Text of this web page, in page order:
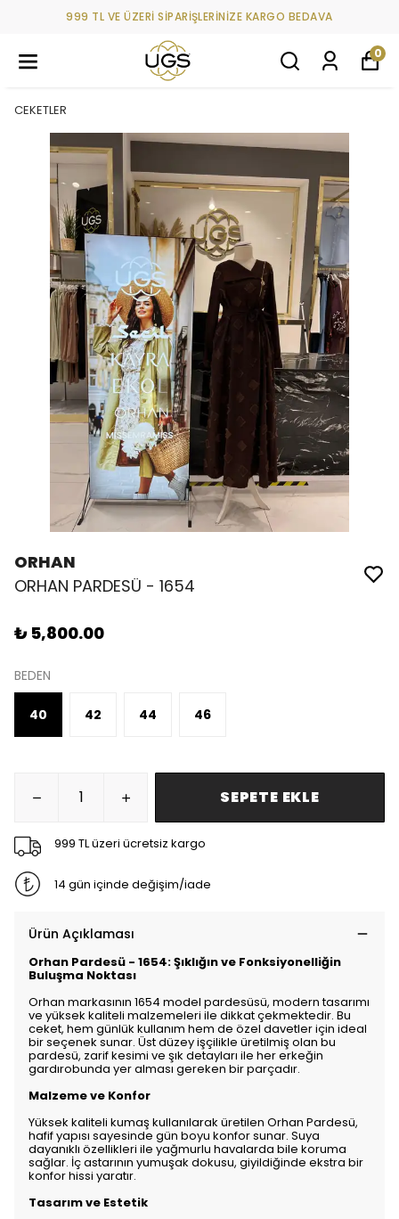
999 TL VE ÜZERİ SİPARİŞLERİNİZE KARGO BEDAVA
0
CEKETLER
ORHAN
ORHAN PARDESÜ - 1654
₺ 5,800.00
BEDEN
40 42 44 46
SEPETE EKLE
999 TL üzeri ücretsiz kargo
14 gün içinde değişim/iade
Ürün Açıklaması
Orhan Pardesü - 1654: Şıklığın ve Fonksiyonelliğin
Buluşma Noktası
Orhan markasının 1654 model pardesüsü, modern tasarımı
ve yüksek kaliteli malzemeleri ile dikkat çekmektedir. Bu
ceket, hem günlük kullanım hem de özel davetler için ideal
bir seçenek sunar. Üst düzey işçilikle üretilmiş olan bu
pardesü, zarif kesimi ve şık detayları ile her erkeğin
gardırobunda yer alması gereken bir parçadır.
Malzeme ve Konfor
Yüksek kaliteli kumaş kullanılarak üretilen Orhan Pardesü,
hafif yapısı sayesinde gün boyu konfor sunar. Suya
dayanıklı özellikleri ile yağmurlu havalarda bile koruma
sağlar. İç astarının yumuşak dokusu, giyildiğinde ekstra bir
konfor hissi yaratır.
Tasarım ve Estetik